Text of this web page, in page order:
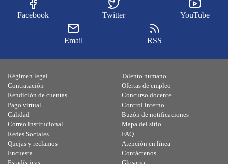
Facebook Twitter YouTube
Email RSS
Régimen legal
Contratación
Rendición de cuentas
Pago virtual
Calidad
Talento humano
Ofertas de empleo
Concurso docente
Control interno
Buzón de notificaciones
Correo institucional
Redes Sociales
Quejas y reclamos
Encuesta
Mapa del sitio
FAQ
Atención en línea
Contáctenos